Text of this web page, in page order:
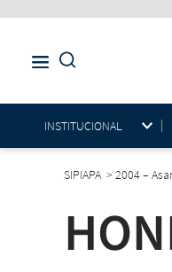
INSTITUCIONAL
SIPIAPA >2004 –